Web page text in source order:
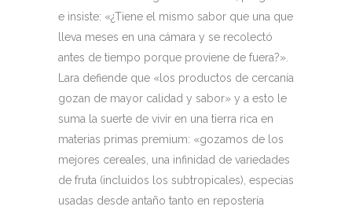
e insiste: «¿Tiene el mismo sabor que una que
lleva meses en una cámara y se recolectó
antes de tiempo porque proviene de fuera?».
Lara defiende que «los productos de cercanía
gozan de mayor calidad y sabor» y a esto le
suma la suerte de vivir en una tierra rica en
materias primas premium: «gozamos de los
mejores cereales, una infinidad de variedades
de fruta (incluidos los subtropicales), especias
usadas desde antaño tanto en repostería